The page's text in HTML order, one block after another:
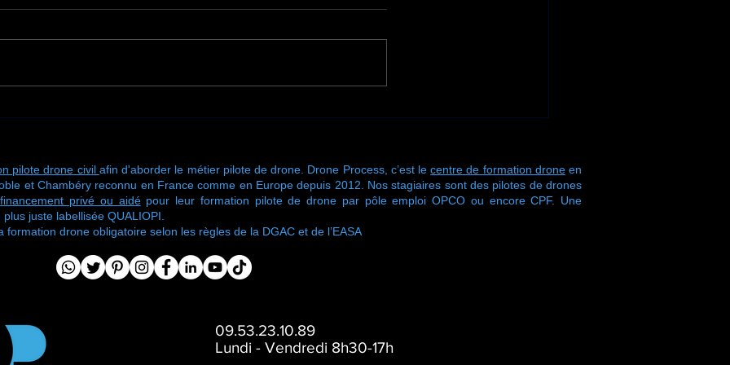
pilote drone civil afin d'aborder le métier pilote de drone. Drone Process, c’est lecentre de formation droneen
et Chambéry reconnu en France comme en Europe depuis 2012. Nos stagiaires sont des pilotes de drones
financement privé ou aidépour leur formation pilote de drone par pôle emploi OPCO ou encore CPF. Une
juste labellisée QUALIOPI.
drone obligatoire selon les règles de la DGAC et de l’EASA
09.53.23.10.89
Lundi - Vendredi 8h30-17h